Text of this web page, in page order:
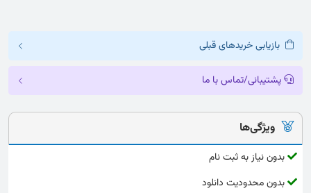
بازیابی خریدهای قبلی
پشتیبانی/تماس با ما
ویژگی‌ها
بدون نیاز به ثبت نام
بدون محدودیت دانلود